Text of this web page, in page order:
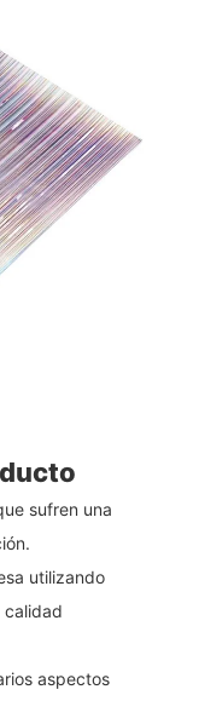
sufren una
utilizando
calidad
aspectos